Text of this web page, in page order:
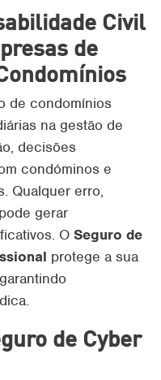
Civil
de
de condomínios
na gestão de
decisões
condóminos e
Qualquer erro,
gerar
O Seguro de
protege a sua
de Cyber